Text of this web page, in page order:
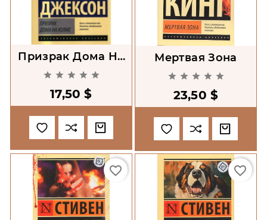
Призрак Дома На
Холме
    
17,50 $
Мертвая Зона
    
23,50 $
favorite_border favorite_border